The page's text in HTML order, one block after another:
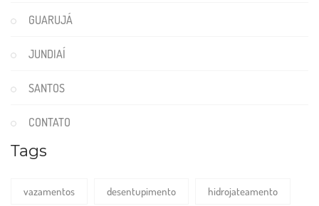
GUARUJÁ
JUNDIAÍ
SANTOS
CONTATO
Tags
vazamentos desentupimento hidrojateamento